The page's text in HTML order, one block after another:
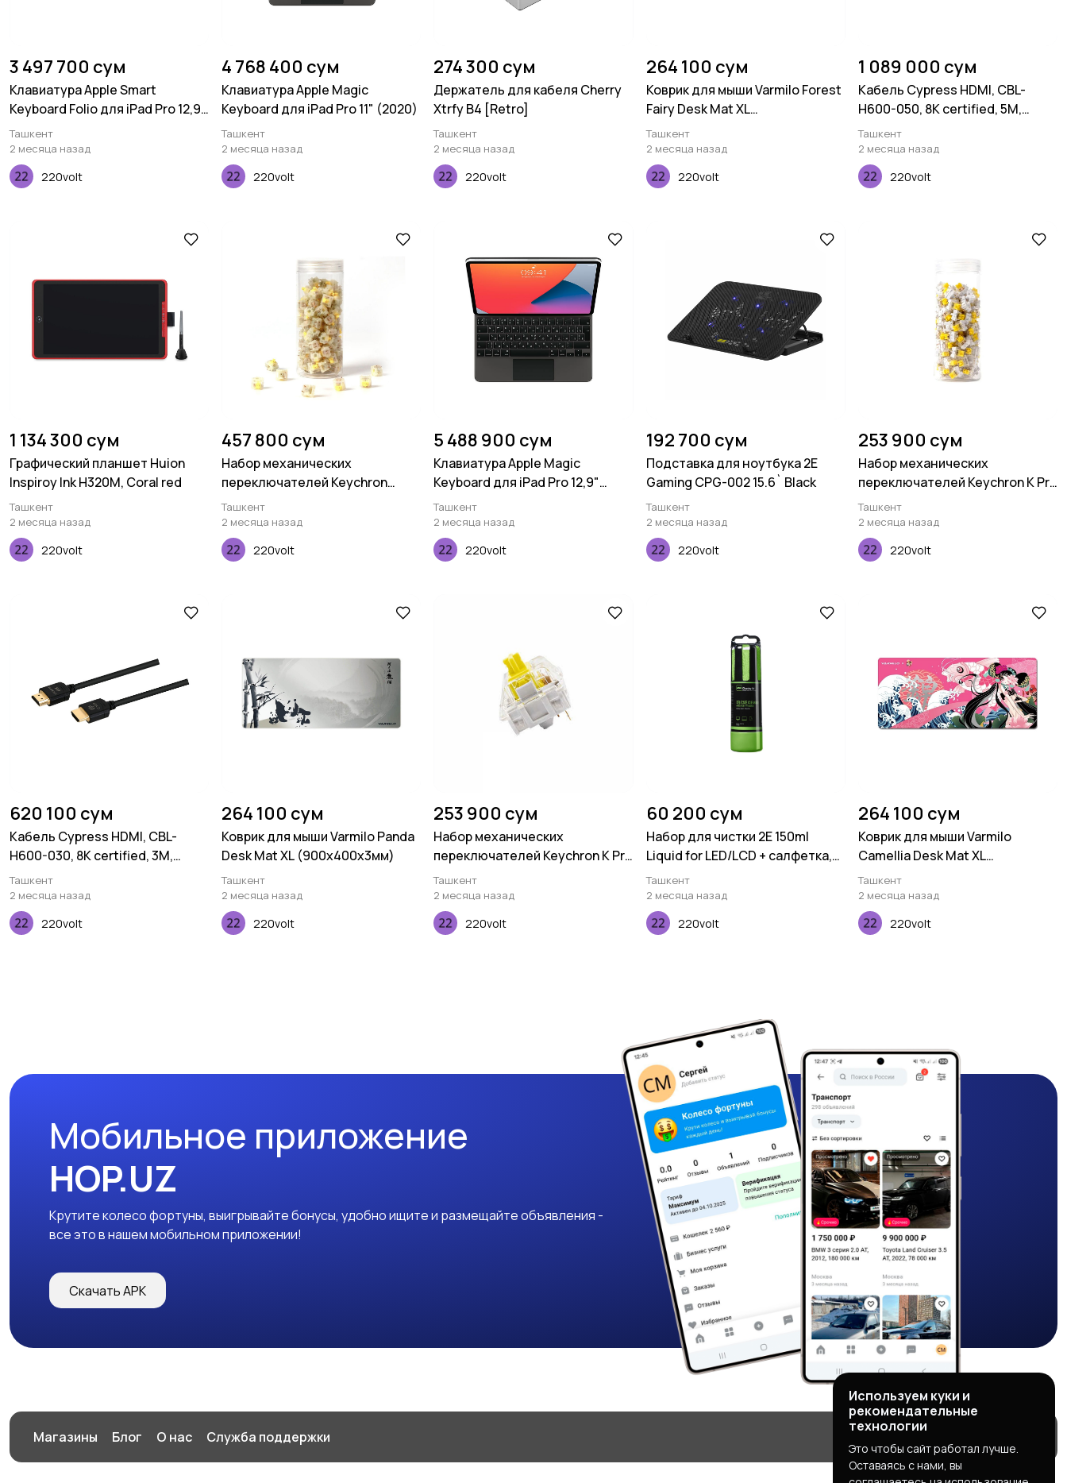
3 497 700 сум
Клавиатура Apple Smart
Keyboard Folio для iPad Pro 12,9"
(2020)
Ташкент
2 месяца назад
220volt
4 768 400 сум
Клавиатура Apple Magic
Keyboard для iPad Pro 11" (2020)
Ташкент
2 месяца назад
220volt
274 300 сум
Держатель для кабеля Cherry
Xtrfy B4 [Retro]
Ташкент
2 месяца назад
220volt
264 100 сум
Коврик для мыши Varmilo Forest
Fairy Desk Mat XL
(900х400х3мм)
Ташкент
2 месяца назад
220volt
1 089 000 сум
Кабель Cypress HDMI, CBL-
H600-050, 8K certified, 5M,
26AWG
Ташкент
2 месяца назад
220volt
1 134 300 сум
Графический планшет Huion
Inspiroy Ink H320M, Coral red
Ташкент
2 месяца назад
220volt
457 800 сум
Набор механических
переключателей Keychron
Gateron Cap, V2 Milky Yellow, 110
pcs
Ташкент
2 месяца назад
220volt
5 488 900 сум
Клавиатура Apple Magic
Keyboard для iPad Pro 12,9"
(2020)
Ташкент
2 месяца назад
220volt
192 700 сум
Подставка для ноутбука 2E
Gaming CPG-002 15.6` Black
Ташкент
2 месяца назад
220volt
253 900 сум
Набор механических
переключателей Keychron K Pro
Yellow, 110 pcs
Ташкент
2 месяца назад
220volt
620 100 сум
Кабель Cypress HDMI, CBL-
H600-030, 8K certified, 3M,
30AWG
Ташкент
2 месяца назад
220volt
264 100 сум
Коврик для мыши Varmilo Panda
Desk Mat XL (900х400х3мм)
Ташкент
2 месяца назад
220volt
253 900 сум
Набор механических
переключателей Keychron K Pro
Banana, 110 pcs
Ташкент
2 месяца назад
220volt
60 200 сум
Набор для чистки 2E 150ml
Liquid for LED/LCD + салфетка,
Green
Ташкент
2 месяца назад
220volt
264 100 сум
Коврик для мыши Varmilo
Camellia Desk Mat XL
(900х400х3мм)
Ташкент
2 месяца назад
220volt
Мобильное приложение
HOP.UZ
Крутите колесо фортуны, выигрывайте бонусы, удобно ищите и размещайте объявления -
все это в нашем мобильном приложении!
Скачать APK
Магазины Блог О нас Служба поддержки
Используем куки и
рекомендательные
технологии
Это чтобы сайт работал лучше.
Оставаясь с нами, вы